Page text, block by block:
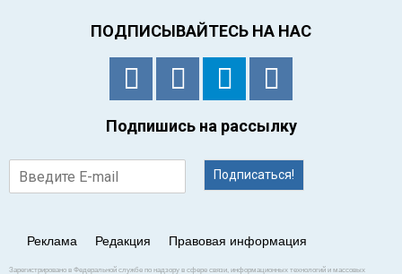
ПОДПИСЫВАЙТЕСЬ НА НАС
Подпишись на рассылку
Подписаться!
Реклама Редакция Правовая информация
Зарегистрировано в Федеральной службе по надзору в сфере связи, информационных технологий и массовых